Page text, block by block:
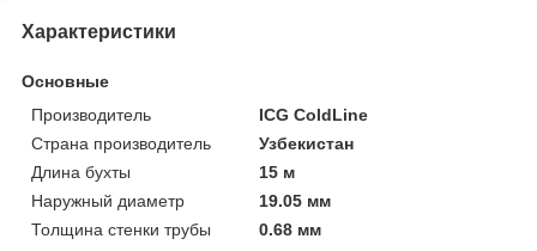
Характеристики
Основные
Производитель
ICG ColdLine
Страна производитель
Узбекистан
Длина бухты
15 м
Наружный диаметр
19.05 мм
Толщина стенки трубы
0.68 мм